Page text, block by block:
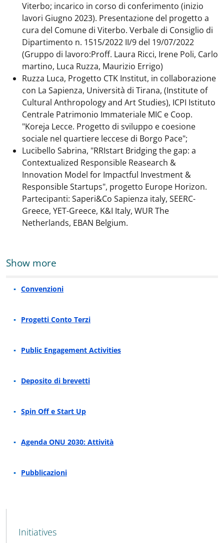
Viterbo; incarico in corso di conferimento (inizio
lavori Giugno 2023). Presentazione del progetto a
cura del Comune di Viterbo. Verbale di Consiglio di
Dipartimento n. 1515/2022 II/9 del 19/07/2022
(Gruppo di lavoro:Proff. Laura Ricci, Irene Poli, Carlo
martino, Luca Ruzza, Maurizio Errigo)
Ruzza Luca, Progetto CTK Institut, in collaborazione
con La Sapienza, Università di Tirana, (Institute of
Cultural Anthropology and Art Studies), ICPI Istituto
Centrale Patrimonio Immateriale MIC e Coop.
"Koreja Lecce. Progetto di sviluppo e coesione
sociale nel quartiere leccese di Borgo Pace";
Lucibello Sabrina, "RRIstart Bridging the gap: a
Contextualized Responsible Reasearch &
Innovation Model for Impactful Investment &
Responsible Startups", progetto Europe Horizon.
Partecipanti: Saperi&Co Sapienza italy, SEERC-
Greece, YET-Greece, K&I Italy, WUR The
Netherlands, EBAN Belgium.
Show more
Convenzioni
Progetti Conto Terzi
Public Engagement Activities
Deposito di brevetti
Spin Off e Start Up
Agenda ONU 2030: Attività
Pubblicazioni
MENU CEV SECOND NAVIGATION
Initiatives